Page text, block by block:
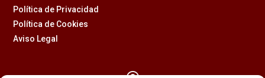
Política de Privacidad
Política de Cookies
Aviso Legal